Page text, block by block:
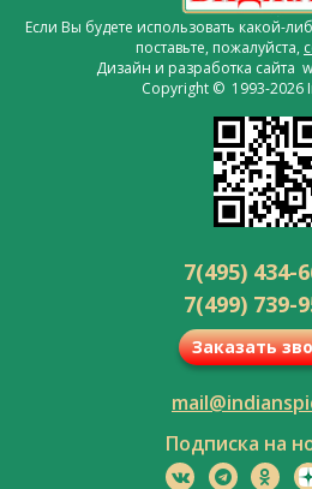
Если Вы будете использовать какой-
поставьте, пожалуйста,
Дизайн и разработка сайта
Copyright © 1993-2026
7(495) 434-
7(499) 739-
Заказать
Подписка на